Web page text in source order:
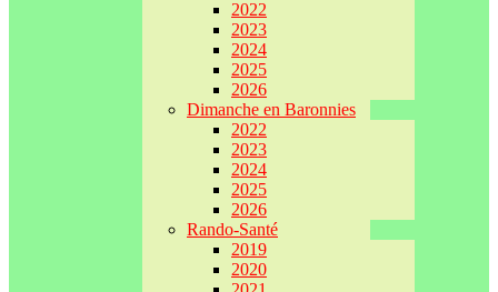
2022
2023
2024
2025
2026
Dimanche en Baronnies
2022
2023
2024
2025
2026
Rando-Santé
2019
2020